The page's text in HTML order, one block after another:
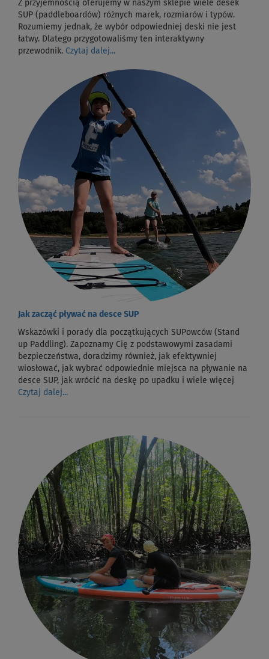
Z przyjemnością oferujemy w naszym sklepie wiele desek
SUP (paddleboardów) różnych marek, rozmiarów i typów.
Rozumiemy jednak, że wybór odpowiedniej deski nie jest
łatwy. Dlatego przygotowaliśmy ten interaktywny
przewodnik. Czytaj dalej...
Jak zacząć pływać na desce SUP
Wskazówki i porady dla początkujących SUPowców (Stand
up Paddling). Zapoznamy Cię z podstawowymi zasadami
bezpieczeństwa, doradzimy również, jak efektywniej
wiosłować, jak wybrać odpowiednie miejsca na pływanie na
desce SUP, jak wrócić na deskę po upadku i wiele więcej
Czytaj dalej...